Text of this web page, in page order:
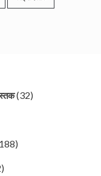
(32)